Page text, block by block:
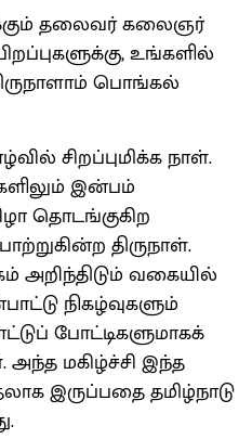
தலைவர் கலைஞர்
உங்களில்
பொங்கல்
சிறப்புமிக்க நாள்.
இன்பம்
தொடங்குகிற
திருநாள்.
அறிந்திடும் வகையில்
நிகழ்வுகளும்
போட்டிகளுமாகக்
மகிழ்ச்சி இந்த
இருப்பதை தமிழ்நாடு